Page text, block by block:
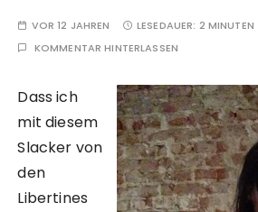
VOR 12 JAHREN LESEDAUER: 2 MINUTEN
KOMMENTAR HINTERLASSEN
Dass ich
mit diesem
Slacker von
den
Libertines